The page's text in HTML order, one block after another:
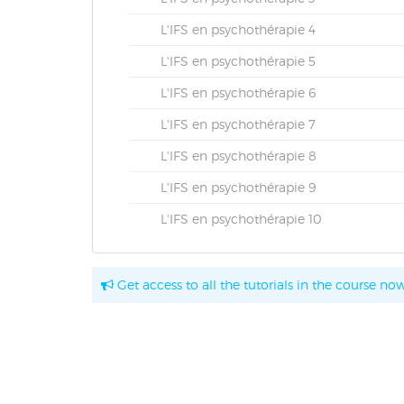
L'IFS en psychothérapie 4
L'IFS en psychothérapie 5
L'IFS en psychothérapie 6
L'IFS en psychothérapie 7
L'IFS en psychothérapie 8
L'IFS en psychothérapie 9
L'IFS en psychothérapie 10
Get access to all the tutorials in the course